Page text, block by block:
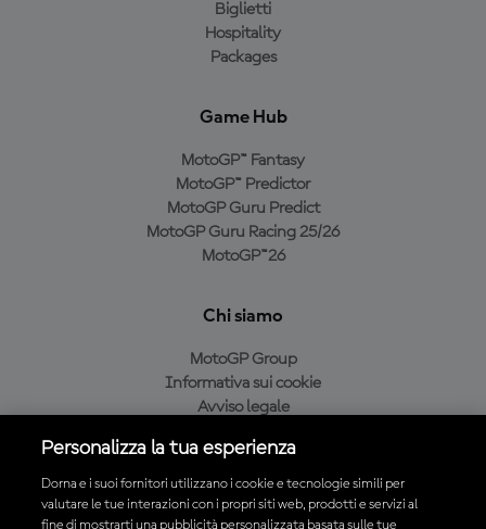
Biglietti
Hospitality
Packages
Game Hub
MotoGP™ Fantasy
MotoGP™ Predictor
MotoGP Guru Predict
MotoGP Guru Racing 25/26
MotoGP™26
Chi siamo
MotoGP Group
Informativa sui cookie
Avviso legale
Condizioni di acquisto
Personalizza la tua esperienza
Dorna e i suoi fornitori utilizzano i cookie e tecnologie simili per
valutare le tue interazioni con i propri siti web, prodotti e servizi al
fine di mostrarti una pubblicità personalizzata basata sulle tue